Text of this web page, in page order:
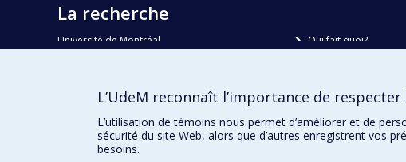
La recherche
Université de Montréal
Courriel:recherche@umontreal.ca
Qui fait quoi?
Plan du site
Accessibilité
L’UdeM reconnaît l’importance de
L’utilisation de témoins nous permet d’améliorer et de
sécurité du site Web, alors que d’autres enregistrent vos
besoins.